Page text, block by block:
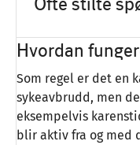
Hvordan
Som regel er det en
sykeavbrudd, men
eksempelvis
blir aktiv fra og med